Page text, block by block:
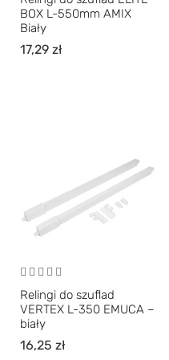
BOX L-550mm AMIX
Biały
17,29 zł
Relingi do szuflad
VERTEX L-350 EMUCA –
biały
16,25 zł